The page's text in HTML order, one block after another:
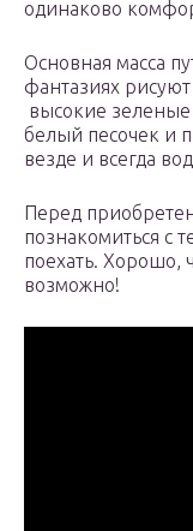
одинаково
Основная масса
фантазиях
высокие
белый песочек и
везде и всегда
Перед
познакомиться с
поехать. Хорошо,
возможно!